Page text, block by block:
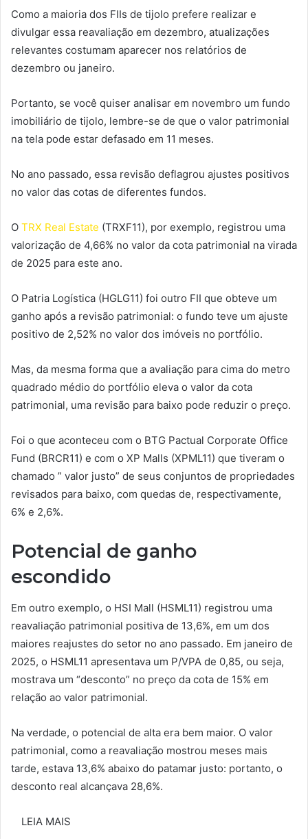
Como a maioria dos FIIs de tijolo prefere realizar e
divulgar essa reavaliação em dezembro, atualizações
relevantes costumam aparecer nos relatórios de
dezembro ou janeiro.
Portanto, se você quiser analisar em novembro um fundo
imobiliário de tijolo, lembre-se de que o valor patrimonial
na tela pode estar defasado em 11 meses.
No ano passado, essa revisão deflagrou ajustes positivos
no valor das cotas de diferentes fundos.
O TRX Real Estate (TRXF11), por exemplo, registrou uma
valorização de 4,66% no valor da cota patrimonial na virada
de 2025 para este ano.
O Patria Logística (HGLG11) foi outro FII que obteve um
ganho após a revisão patrimonial: o fundo teve um ajuste
positivo de 2,52% no valor dos imóveis no portfólio.
Mas, da mesma forma que a avaliação para cima do metro
quadrado médio do portfólio eleva o valor da cota
patrimonial, uma revisão para baixo pode reduzir o preço.
Foi o que aconteceu com o BTG Pactual Corporate Office
Fund (BRCR11) e com o XP Malls (XPML11) que tiveram o
chamado ” valor justo” de seus conjuntos de propriedades
revisados para baixo, com quedas de, respectivamente,
6% e 2,6%.
Potencial de ganho
escondido
Em outro exemplo, o HSI Mall (HSML11) registrou uma
reavaliação patrimonial positiva de 13,6%, em um dos
maiores reajustes do setor no ano passado. Em janeiro de
2025, o HSML11 apresentava um P/VPA de 0,85, ou seja,
mostrava um “desconto” no preço da cota de 15% em
relação ao valor patrimonial.
Na verdade, o potencial de alta era bem maior. O valor
patrimonial, como a reavaliação mostrou meses mais
tarde, estava 13,6% abaixo do patamar justo: portanto, o
desconto real alcançava 28,6%.
LEIA MAIS